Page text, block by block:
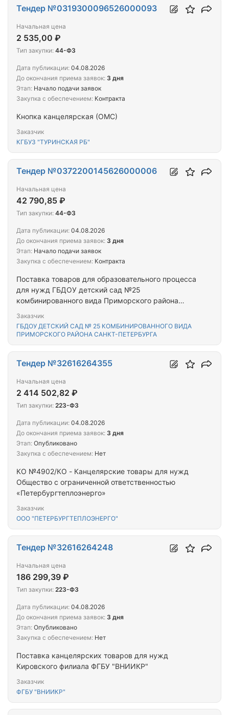
Кнопка канцелярская (ОМС)
Заказчик
КГБУЗ "ТУРИНСКАЯ РБ"
Тендер №0319300096526000093
Начальная цена
2 535,00 ₽
Тип закупки: 44-ФЗ
Дата публикации: 04.08.2026
До окончания приема заявок: 3 дня
Этап: Начало подачи заявок
Закупка с обеспечением: Контракта
Поставка товаров для образовательного процесса
для нужд ГБДОУ детский сад №25
комбинированного вида Приморского района
Заказчик
ГБДОУ ДЕТСКИЙ САД № 25 КОМБИНИРОВАННОГО ВИДА
ПРИМОРСКОГО РАЙОНА САНКТ-ПЕТЕРБУРГА
Тендер №0372200145626000006
Начальная цена
42 790,85 ₽
Тип закупки: 44-ФЗ
Дата публикации: 04.08.2026
До окончания приема заявок: 3 дня
Этап: Начало подачи заявок
Закупка с обеспечением: Контракта
КО №4902/КО - Канцелярские товары для нужд
Общество с ограниченной ответственностью
«Петербургтеплоэнерго»
Заказчик
ООО "ПЕТЕРБУРГТЕПЛОЭНЕРГО"
Тендер №32616264355
Начальная цена
2 414 502,82 ₽
Тип закупки: 223-ФЗ
Дата публикации: 04.08.2026
До окончания приема заявок: 3 дня
Этап: Опубликовано
Закупка с обеспечением: Нет
Поставка канцелярских товаров для нужд
Кировского филиала ФГБУ "ВНИИКР"
Заказчик
ФГБУ "ВНИИКР"
Тендер №32616264248
Начальная цена
186 299,39 ₽
Тип закупки: 223-ФЗ
Дата публикации: 04.08.2026
До окончания приема заявок: 3 дня
Этап: Опубликовано
Закупка с обеспечением: Нет